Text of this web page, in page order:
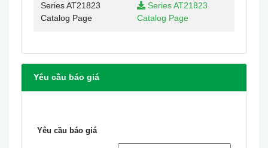
Series AT21823
Catalog Page
Series AT21823
Catalog Page
Yêu cầu báo giá
Yêu cầu báo giá